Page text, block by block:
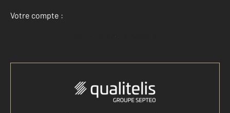
Votre compte :
Accéder à mon compte